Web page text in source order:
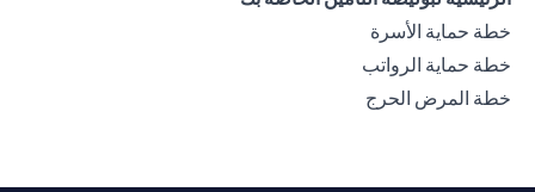
خطة حماية الأسرة
خطة حماية الرواتب
خطة المرض الحرج